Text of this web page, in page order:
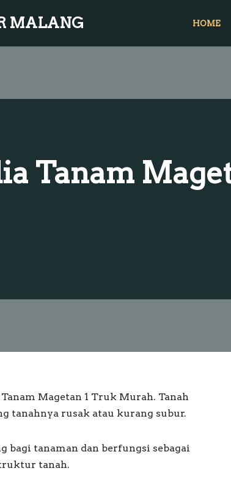
MALANG HOME
Tanam
Magetan 1 Truk Murah. Tanah
tanahnya rusak atau kurang subur.
tanaman dan berfungsi sebagai
tanah.